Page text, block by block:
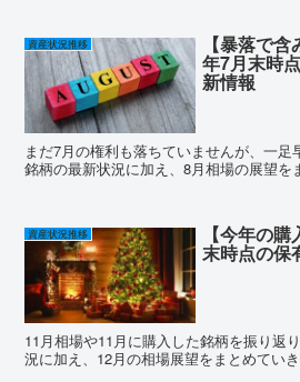
資産状況推移 【暴落で
年7月末時
新情報
まだ7月の権利も落ちていませんが、一
銘柄の最新状況に加え、8月相場の展望を
資産状況推移 【今年の
末時点の保
11月相場や11月に購入した銘柄を振り返
況に加え、12月の相場展望をまとめていき